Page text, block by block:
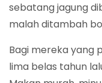
sebatang jagung
malah ditambah
Bagi mereka yang
lima belas tahun